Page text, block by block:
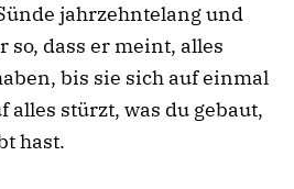
jahrzehntelang und
dass er meint, alles
bis sie sich auf einmal
alles stürzt, was du gebaut,
hast.